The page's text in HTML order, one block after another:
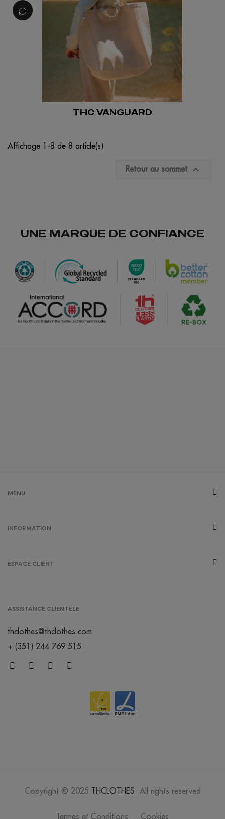
THC VANGUARD
Affichage 1-8 de 8 article(s)
Retour au sommet 
UNE MARQUE DE CONFIANCE
MENU
INFORMATION
ESPACE CLIENT
ASSISTANCE CLIENTÈLE
thclothes@thclothes.com
+ (351) 244 769 515
Copyright © 2025 THCLOTHES. All rights reserved
Termes et Conditions Cookies